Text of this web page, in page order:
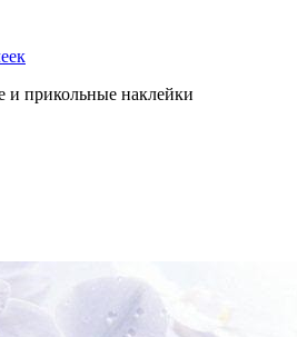
и прикольные наклейки